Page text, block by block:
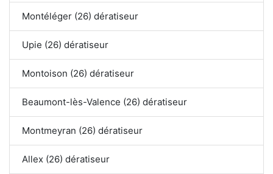
Montéléger (26) dératiseur
Upie (26) dératiseur
Montoison (26) dératiseur
Beaumont-lès-Valence (26) dératiseur
Montmeyran (26) dératiseur
Allex (26) dératiseur